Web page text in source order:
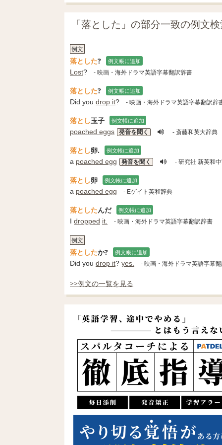
「落とした」の部分一致の例文
例文
落とした? 例文帳に追加
Lost? - 映画・海外ドラマ英語字幕翻訳辞書
落とした? 例文帳に追加
Did you drop it? - 映画・海外ドラマ英語字幕翻訳辞
落とし玉子 例文帳に追加
poached eggs 発音を聞く - 斎藤和英大辞典
落とし卵. 例文帳に追加
a poached egg 発音を聞く - 研究社 新英和
落とし卵 例文帳に追加
a poached egg - Eゲイト英和辞典
落としたんだ 例文帳に追加
I dropped it. - 映画・海外ドラマ英語字幕翻訳辞書
例文
落としたか? 例文帳に追加
Did you drop it? yes. - 映画・海外ドラマ英語字幕
>>例文の一覧を見る